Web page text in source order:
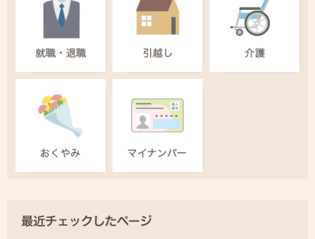
最近チェックしたページ